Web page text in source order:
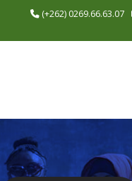
(+262) 0269.66.63.07